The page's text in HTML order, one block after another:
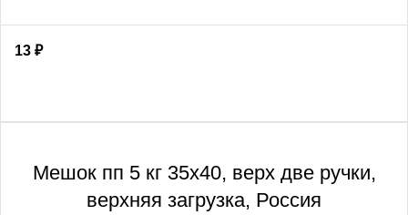
13 ₽
Мешок пп 5 кг 35х40, верх две ручки,
верхняя загрузка, Россия